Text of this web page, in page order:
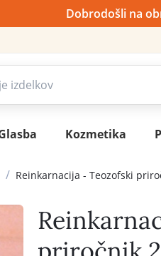
Dobrodošli na
Kozmetika
/ Reinkarnacija - Teozofski